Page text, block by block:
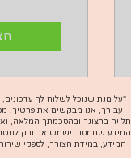
"על מנת שנוכל לשלוח לך
עבורך, אנו מבקשים את פרטיך.
תלויה ברצונך ובהסכמתך המלאה,
המידע שתמסור ישמש אך ורק
המידע, במידת הצורך, לספקי